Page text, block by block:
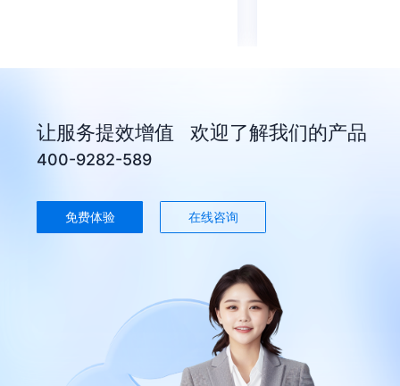
让服务提效增值 欢迎了解我们的产品
400-9282-589
免费体验 在线咨询